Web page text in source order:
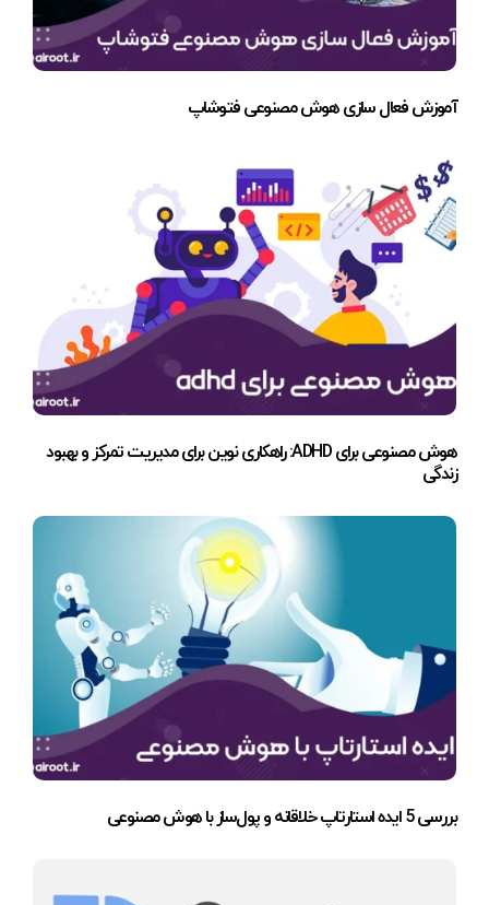
آموزش فعال سازی هوش مصنوعی فتوشاپ
هوش مصنوعی برای ADHD: راهکاری نوین برای مدیریت تمرکز و بهبود
زندگی
بررسی 5 ایده استارتاپ خلاقانه و پول‌ساز با هوش مصنوعی